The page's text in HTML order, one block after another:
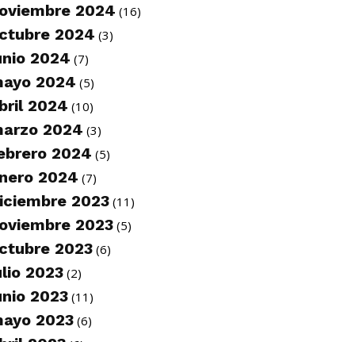
2024 (16)
2024 (3)
2024 (7)
2024 (5)
2024 (10)
2024 (3)
2024 (5)
2024 (7)
2023(11)
2023(5)
2023 (6)
2023 (2)
2023(11)
2023(6)